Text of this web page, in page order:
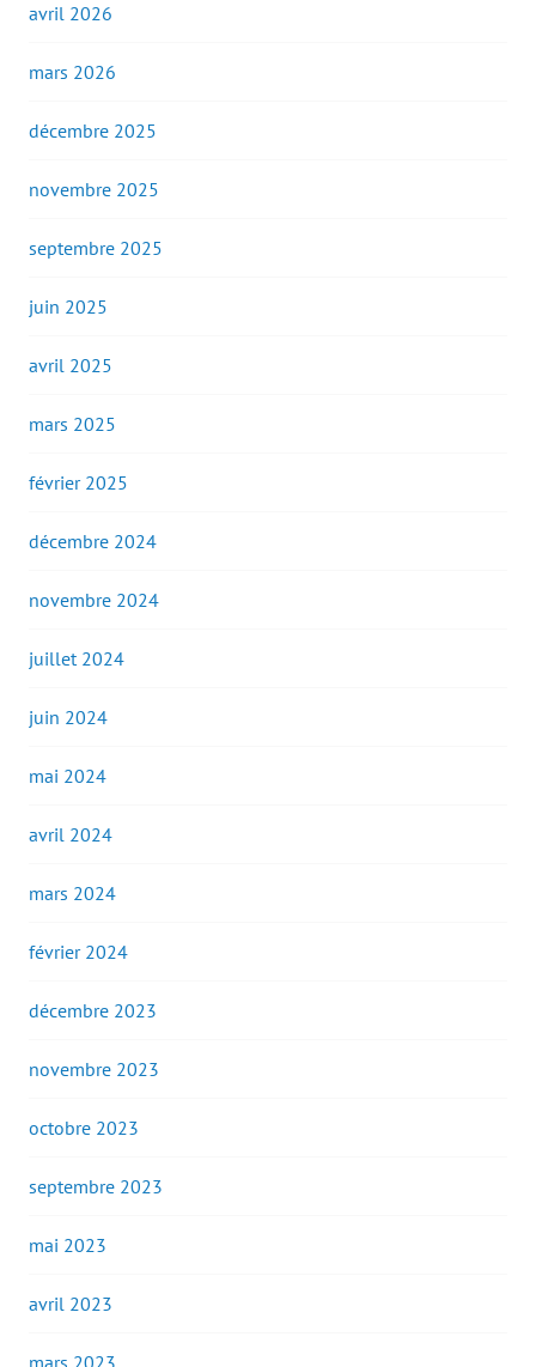
avril 2026
mars 2026
décembre 2025
novembre 2025
septembre 2025
juin 2025
avril 2025
mars 2025
février 2025
décembre 2024
novembre 2024
juillet 2024
juin 2024
mai 2024
avril 2024
mars 2024
février 2024
décembre 2023
novembre 2023
octobre 2023
septembre 2023
mai 2023
avril 2023